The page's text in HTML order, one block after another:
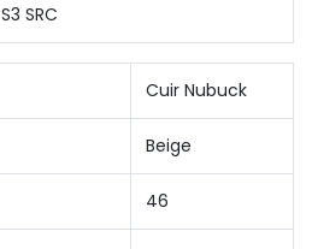
S3 SRC
Cuir Nubuck
Beige
46